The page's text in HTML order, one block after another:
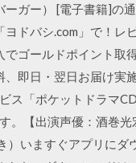
ーガー） [電子書籍]の
ヨドバシ.com」で！レ
でゴールドポイント取
、即日・翌日お届け実
ス「ポケットドラマ
。【出演声優：酒巻光
）いますぐアプリにダ